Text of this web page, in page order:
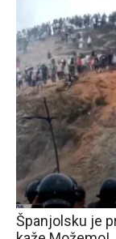
Španjolsku je